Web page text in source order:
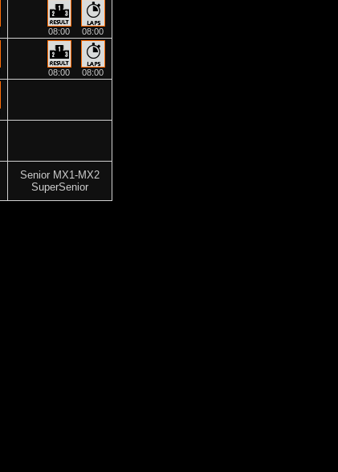
08:00 08:00
08:00 08:00
Senior MX1-MX2
SuperSenior